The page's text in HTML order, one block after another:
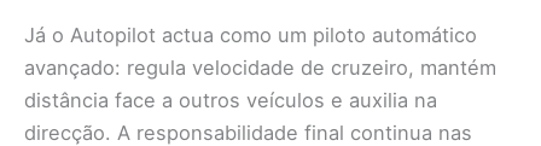
Já o Autopilot actua como um piloto automático
avançado: regula velocidade de cruzeiro, mantém
distância face a outros veículos e auxilia na
direcção. A responsabilidade final continua nas